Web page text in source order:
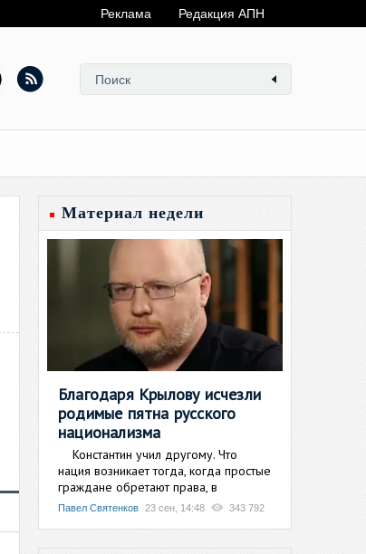
Реклама Редакция АПН
Материал недели
Благодаря Крылову исчезли
родимые пятна русского
национализма
Константин учил другому. Что
нация возникает тогда, когда простые
граждане обретают права, в
Павел Святенков 23 сен, 14:48 343 792